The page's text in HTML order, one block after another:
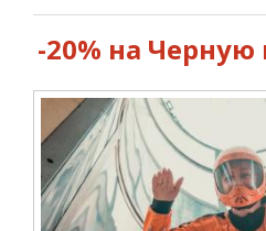
-20% на Черную